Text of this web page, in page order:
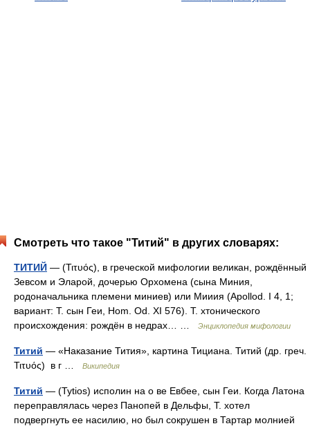
Смотреть что такое "Титий" в других словарях:
ТИТИЙ — (Τιτυός), в греческой мифологии великан, рождённый
Зевсом и Эларой, дочерью Орхомена (сына Миния,
родоначальника племени миниев) или Мииия (Apollod. I 4, 1;
вариант: Т. сын Геи, Hom. Od. XI 576). Т. хтонического
происхождения: рождён в недрах… …
Энциклопедия мифологии
Титий — «Наказание Тития», картина Тициана. Титий (др. греч.
Τιτυός) в г …
Википедия
Титий — (Tytios) исполин на о ве Евбее, сын Геи. Когда Латона
переправлялась через Панопей в Дельфы, Т. хотел
подвергнуть ее насилию, но был сокрушен в Тартар молнией